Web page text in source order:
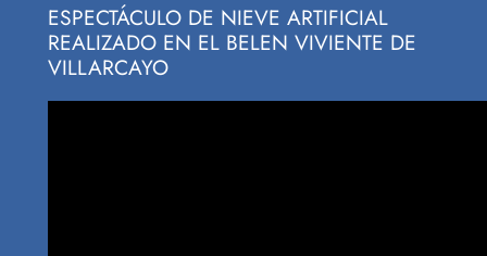
ESPECTÁCULO DE NIEVE ARTIFICIAL
REALIZADO EN EL BELEN VIVIENTE DE
VILLARCAYO